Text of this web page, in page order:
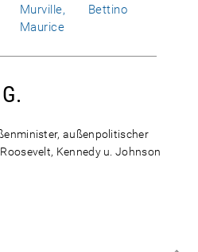
Murville,
Maurice
Bettino
außenpolitischer
Kennedy u. Johnson